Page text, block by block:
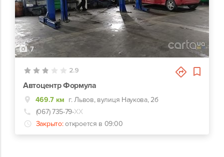
7
2.9
Автоцентр Формула
469.7 км г. Львов, вулиця Наукова, 2б
(067) 735-79-ХХ
Закрыто: откроется в 09:00